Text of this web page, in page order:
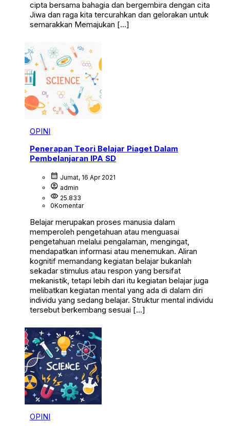
cipta bersama bahagia dan bergembira dengan cita
Jiwa dan raga kita tercurahkan dan gelorakan untuk
semarakkan Memajukan […]
OPINI
Penerapan Teori Belajar Piaget Dalam
Pembelanjaran IPA SD
calendar_month Jumat, 16 Apr 2021
account_circle admin
visibility 25.833
0Komentar
Belajar merupakan proses manusia dalam
memperoleh pengetahuan atau menguasai
pengetahuan melalui pengalaman, mengingat,
mendapatkan informasi atau menemukan. Aliran
kognitif memandang kegiatan belajar bukanlah
sekadar stimulus atau respon yang bersifat
mekanistik, tetapi lebih dari itu kegiatan belajar juga
melibatkan kegiatan mental yang ada di dalam diri
individu yang sedang belajar. Struktur mental individu
tersebut berkembang sesuai […]
OPINI